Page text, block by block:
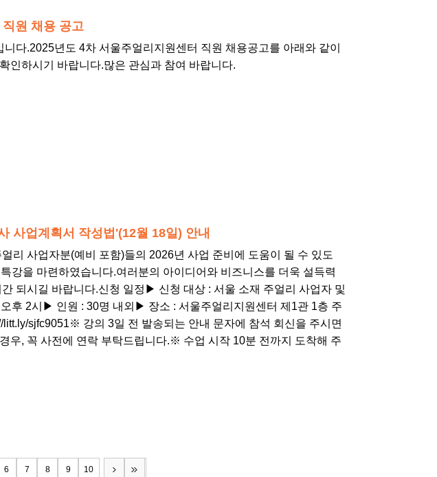
원 채용 공고
다.2025년도 4차 서울주얼리지원센터 직원 채용공고를 아래와 같이
인하시기 바랍니다.많은 관심과 참여 바랍니다.​
사업계획서 작성법'(12월 18일) 안내
리 사업자분(예비 포함)들의 2026년 사업 준비에 도움이 될 수 있도
강을 마련하였습니다.여러분의 아이디어와 비즈니스를 더욱 설득력
되시길 바랍니다.신청 일정▶ 신청 대상 : 서울 소재 주얼리 사업자 및
후 2시▶​ 인원 : 30명 내외▶​ 장소 : 서울주얼리지원센터 제1관 1층 주
sjfc9051​※ 강의 3일 전 발송되는 안내 문자에 참석 회신을 주시면
우, 꼭 사전에 연락 부탁드립니다.※​ 수업 시작 10분 전까지 도착해 주
6 7 8 9 10